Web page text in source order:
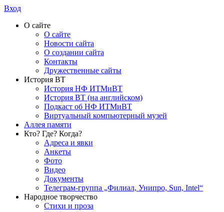
Вход
О сайте
О сайте
Новости сайта
О создании сайта
Контакты
Дружественные сайты
История ВТ
История НФ ИТМиВТ
История ВТ (на английском)
Подкаст об НФ ИТМиВТ
Виртуальный компьютерный музей
Аллея памяти
Кто? Где? Когда?
Адреса и явки
Анкеты
Фото
Видео
Документы
Телеграм-группа „Филиал, Унипро, Sun, Intel“
Народное творчество
Стихи и проза